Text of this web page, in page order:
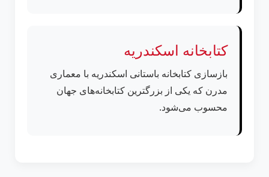
کتابخانه اسکندریه
بازسازی کتابخانه باستانی اسکندریه با معماری
مدرن که یکی از بزرگترین کتابخانه‌های جهان
محسوب می‌شود.